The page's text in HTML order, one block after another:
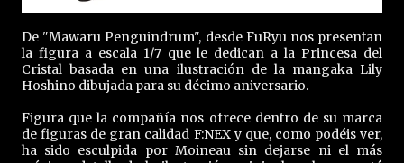
De "Mawaru Penguindrum", desde FuRyu nos presentan
la figura a escala 1/7 que le dedican a la Princesa del
Cristal basada en una ilustración de la mangaka Lily
Hoshino dibujada para su décimo aniversario.
Figura que la compañía nos ofrece dentro de su marca
de figuras de gran calidad F:NEX y que, como podéis ver,
ha sido esculpida por Moineau sin dejarse ni el más